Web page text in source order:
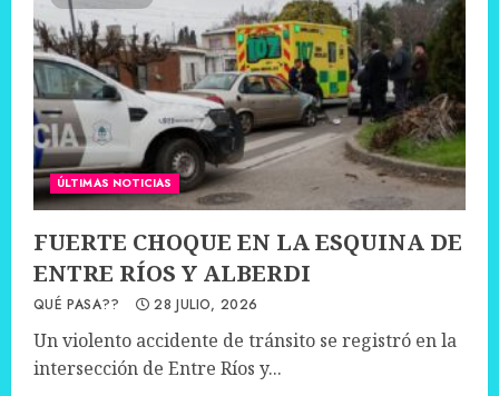
ÚLTIMAS NOTICIAS
FUERTE CHOQUE EN LA ESQUINA DE
ENTRE RÍOS Y ALBERDI
QUÉ PASA?? 28 JULIO, 2026
Un violento accidente de tránsito se registró en la
intersección de Entre Ríos y...